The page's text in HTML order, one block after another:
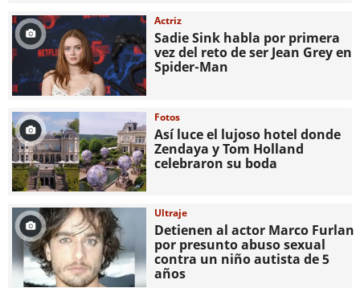
Actriz
Sadie Sink habla por primera
vez del reto de ser Jean Grey en
Spider-Man
Fotos
Así luce el lujoso hotel donde
Zendaya y Tom Holland
celebraron su boda
Ultraje
Detienen al actor Marco Furlan
por presunto abuso sexual
contra un niño autista de 5
años